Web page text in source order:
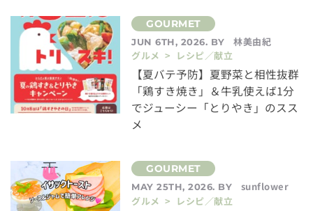
JUN 6TH, 2026. BY
林美由紀
グルメ > レシピ／献立
【夏バテ予防】夏野菜と相性抜群
「鶏すき焼き」＆牛乳使えば1分
でジューシー「とりやき」のスス
メ
MAY 25TH, 2026. BY
sunflower
グルメ > レシピ／献立